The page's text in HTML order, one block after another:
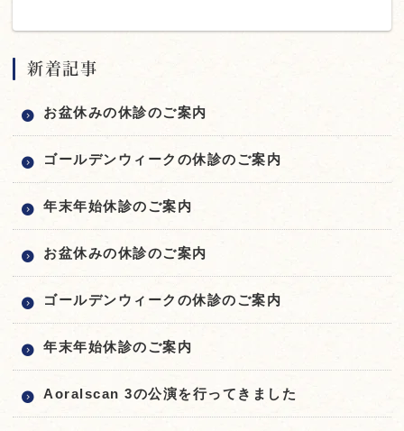
新着記事
お盆休みの休診のご案内
ゴールデンウィークの休診のご案内
年末年始休診のご案内
お盆休みの休診のご案内
ゴールデンウィークの休診のご案内
年末年始休診のご案内
Aoralscan 3の公演を行ってきました